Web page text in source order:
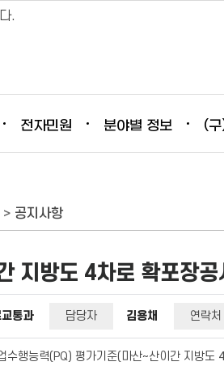
.
전자민원 분야별 정보 (
> 공지사항
지방도 4차로 확포장
통과 담당자 김용채 연락처
수행능력(PQ) 평가기준(마산~산이간 지방